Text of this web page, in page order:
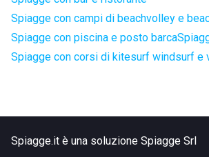
Spiagge con campi di beachvolley e
Spiagge con piscina e posto barca
Spiagge con corsi di kitesurf windsurf e
Spiagge.it è una soluzione Spiagge Srl